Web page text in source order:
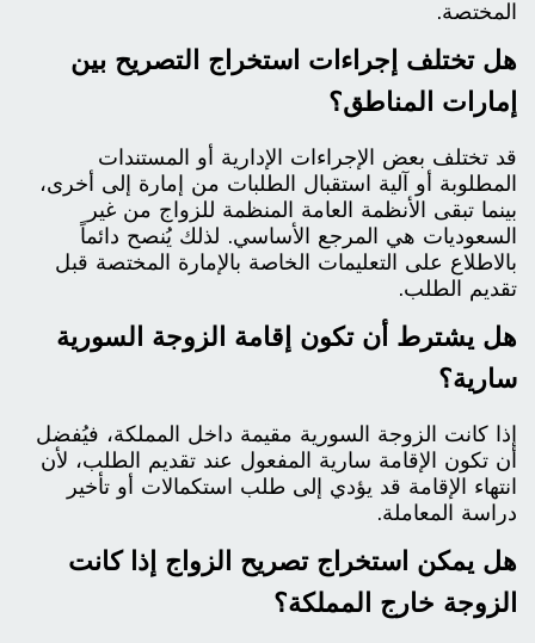
المختصة.
هل تختلف إجراءات استخراج التصريح بين
إمارات المناطق؟
قد تختلف بعض الإجراءات الإدارية أو المستندات
المطلوبة أو آلية استقبال الطلبات من إمارة إلى أخرى،
بينما تبقى الأنظمة العامة المنظمة للزواج من غير
السعوديات هي المرجع الأساسي. لذلك يُنصح دائماً
بالاطلاع على التعليمات الخاصة بالإمارة المختصة قبل
تقديم الطلب.
هل يشترط أن تكون إقامة الزوجة السورية
سارية؟
إذا كانت الزوجة السورية مقيمة داخل المملكة، فيُفضل
أن تكون الإقامة سارية المفعول عند تقديم الطلب، لأن
انتهاء الإقامة قد يؤدي إلى طلب استكمالات أو تأخير
دراسة المعاملة.
هل يمكن استخراج تصريح الزواج إذا كانت
الزوجة خارج المملكة؟